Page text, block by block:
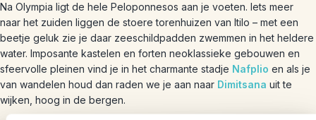
Na Olympia ligt de hele Peloponnesos aan je voeten. Iets meer
naar het zuiden liggen de stoere torenhuizen van Itilo – met een
beetje geluk zie je daar zeeschildpadden zwemmen in het heldere
water. Imposante kastelen en forten neoklassieke gebouwen en
sfeervolle pleinen vind je in het charmante stadje Nafplio en als je
van wandelen houd dan raden we je aan naar Dimitsana uit te
wijken, hoog in de bergen.